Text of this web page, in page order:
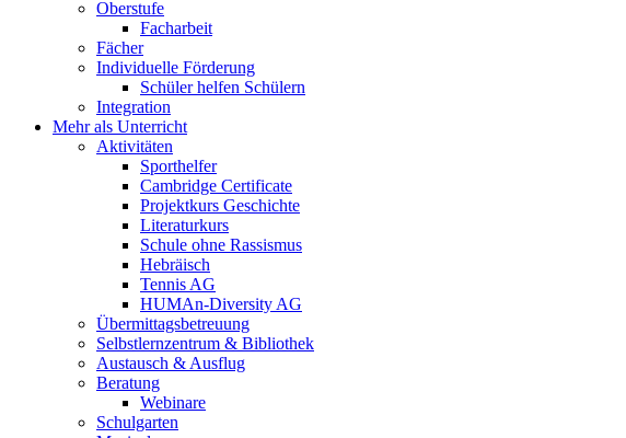
Oberstufe
Facharbeit
Fächer
Individuelle Förderung
Schüler helfen Schülern
Integration
Mehr als Unterricht
Aktivitäten
Sporthelfer
Cambridge Certificate
Projektkurs Geschichte
Literaturkurs
Schule ohne Rassismus
Hebräisch
Tennis AG
HUMAn-Diversity AG
Übermittagsbetreuung
Selbstlernzentrum & Bibliothek
Austausch & Ausflug
Beratung
Webinare
Schulgarten